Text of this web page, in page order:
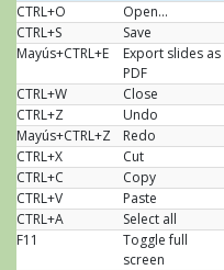
CTRL+O
Open...
CTRL+S
Save
Mayús+CTRL+E
Export slides as
PDF
CTRL+W
Close
CTRL+Z
Undo
Mayús+CTRL+Z
Redo
CTRL+X
Cut
CTRL+C
Copy
CTRL+V
Paste
CTRL+A
Select all
F11
Toggle full
screen